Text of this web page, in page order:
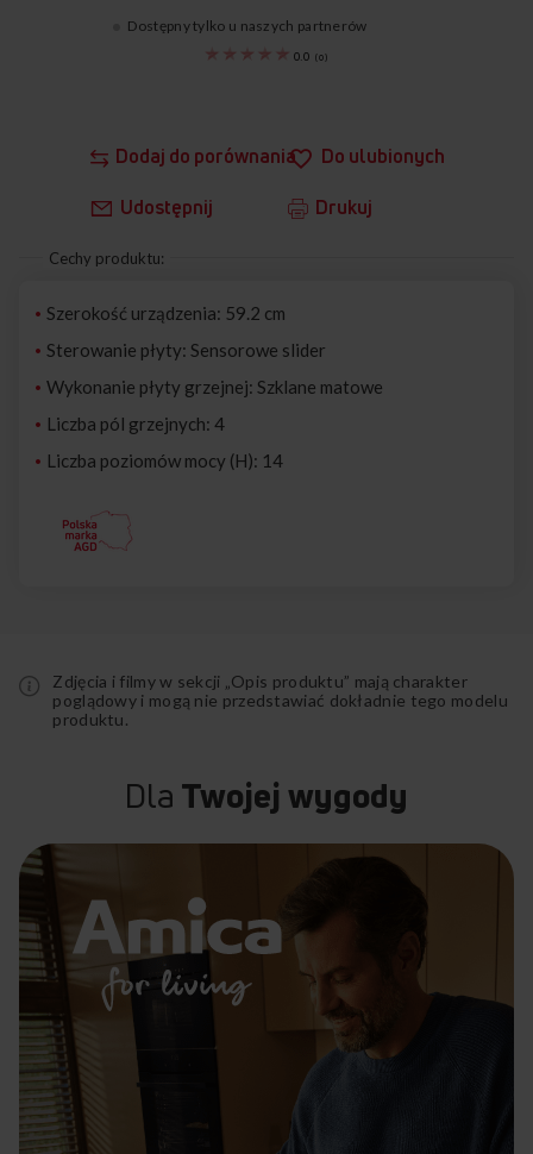
Dodaj do porównania Do ulubionych
Udostępnij Drukuj
0.0 (0)
Dostępny tylko u naszych partnerów
Cechy produktu:
Szerokość urządzenia: 59.2 cm
Sterowanie płyty: Sensorowe slider
Wykonanie płyty grzejnej: Szklane matowe
Liczba pól grzejnych: 4
Liczba poziomów mocy (H): 14
Zdjęcia i filmy w sekcji „Opis produktu” mają charakter
poglądowy i mogą nie przedstawiać dokładnie tego modelu
produktu.
Dla Twojej wygody